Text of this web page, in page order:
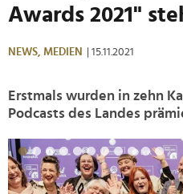
Awards 2021"
NEWS, MEDIEN | 15.11.2021
Erstmals wurden in zehn
Podcasts des Landes
>